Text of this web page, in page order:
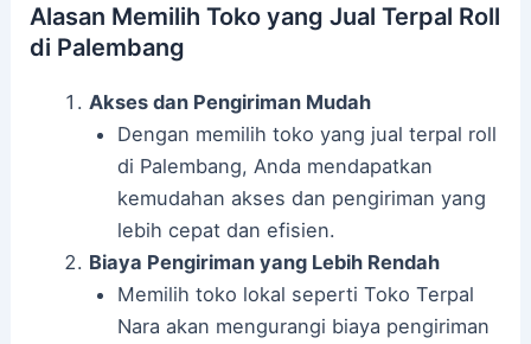
Alasan Memilih Toko yang Jual Terpal Roll
di Palembang
Akses dan Pengiriman Mudah
Dengan memilih toko yang jual terpal roll
di Palembang, Anda mendapatkan
kemudahan akses dan pengiriman yang
lebih cepat dan efisien.
Biaya Pengiriman yang Lebih Rendah
Memilih toko lokal seperti Toko Terpal
Nara akan mengurangi biaya pengiriman